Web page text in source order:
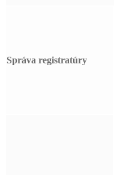
Správa registratúry